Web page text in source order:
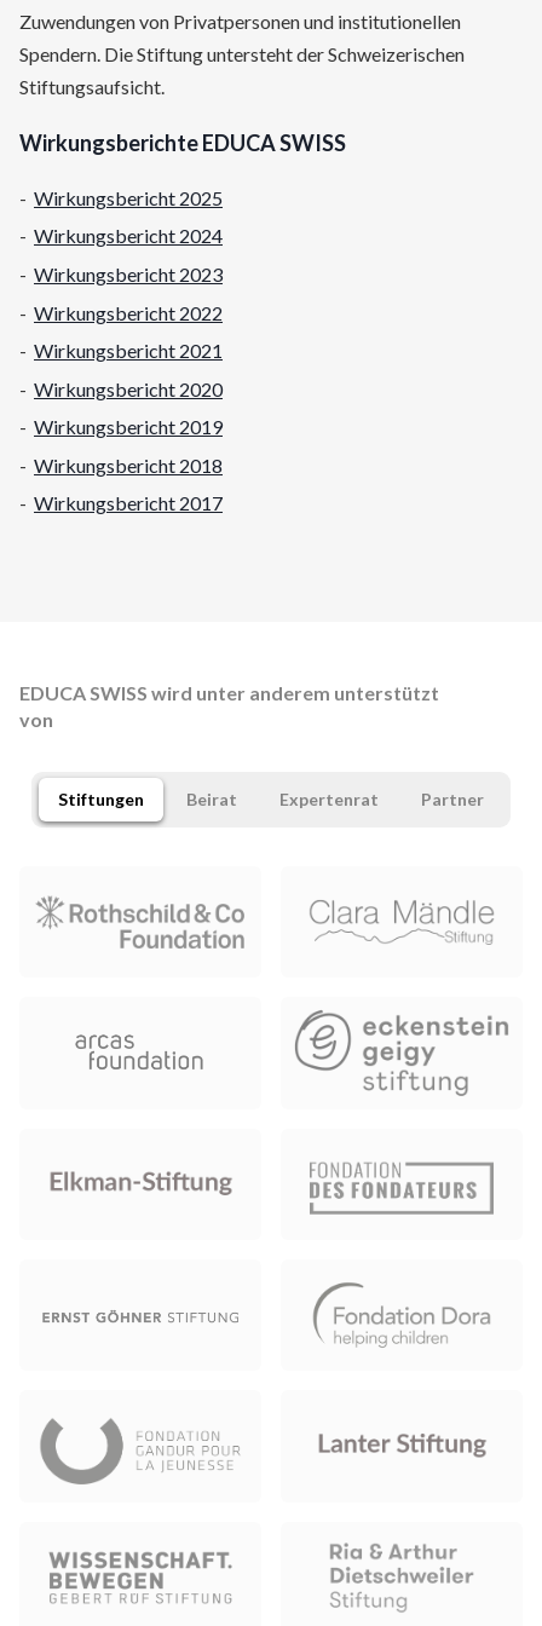
Zuwendungen von Privatpersonen und institutionellen
Spendern. Die Stiftung untersteht der Schweizerischen
Stiftungsaufsicht.
Wirkungsberichte EDUCA SWISS
Wirkungsbericht 2025
Wirkungsbericht 2024
Wirkungsbericht 2023
Wirkungsbericht 2022
Wirkungsbericht 2021
Wirkungsbericht 2020
Wirkungsbericht 2019
Wirkungsbericht 2018
Wirkungsbericht 2017
EDUCA SWISS wird unter anderem unterstützt
von
Stiftungen Beirat Expertenrat Partner